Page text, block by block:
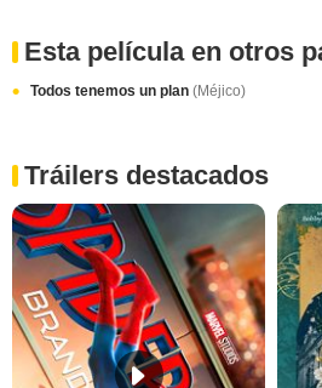
Esta película en otros
Todos tenemos un plan (Méjico)
Tráilers destacados